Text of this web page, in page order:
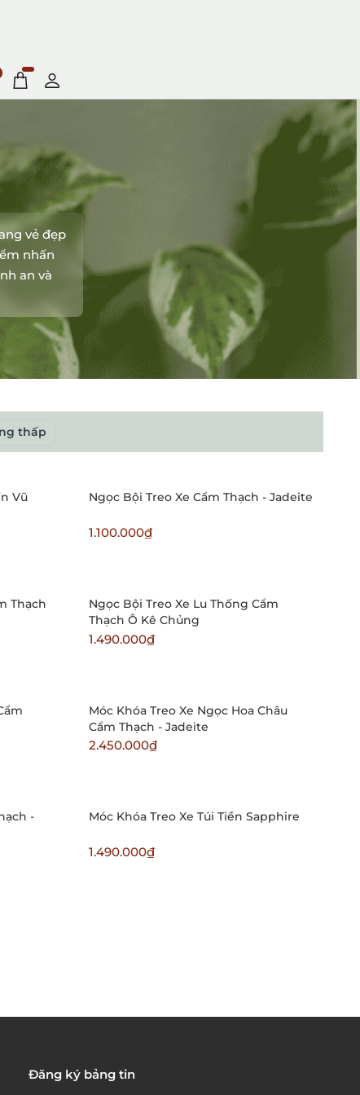
vẻ đẹp
nhấn
an và
thấp
Vũ
Ngọc Bội Treo Xe Cẩm Thạch - Jadeite
1.100.000₫
Thạch
Ngọc Bội Treo Xe Lu Thống Cẩm
Thạch Ô Kê Chủng
1.490.000₫
Móc Khóa Treo Xe Ngọc Hoa Châu
Cẩm Thạch - Jadeite
2.450.000₫
-
Móc Khóa Treo Xe Túi Tiền Sapphire
1.490.000₫
Đăng ký bảng tin